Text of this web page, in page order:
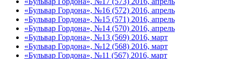
«Бульвар Гордона», №16 (572) 2016, апрель
«Бульвар Гордона», №15 (571) 2016, апрель
«Бульвар Гордона», №14 (570) 2016, апрель
«Бульвар Гордона», №13 (569) 2016, март
«Бульвар Гордона», №12 (568) 2016, март
«Бульвар Гордона», №11 (567) 2016, март